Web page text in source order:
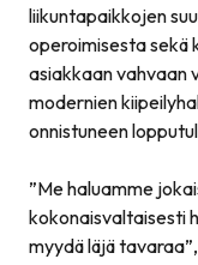
liikuntapaikkojen
operoimisesta sekä
asiakkaan vahvaan
modernien
onnistuneen
”Me haluamme
kokonaisvaltaisesti
myydä läjä tavaraa”,